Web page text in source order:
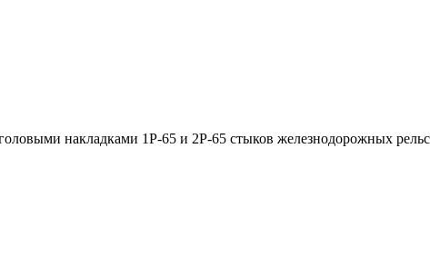
накладками 1Р-65 и 2Р-65 стыков железнодорожных